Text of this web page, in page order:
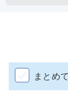
まとめ